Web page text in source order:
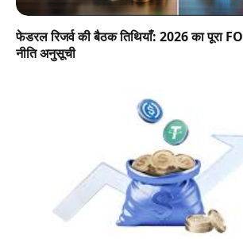
फेडरल रिजर्व की बैठक तिथियाँ: 2026 का पूरा
नीति अनुसूची